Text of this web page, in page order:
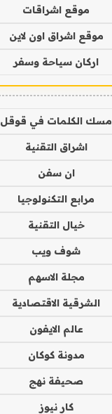
موقع اشراقات
موقع اشراق اون لاين
اركان سياحة وسفر
مسك الكلمات في قوقل
اشراق التقنية
ان سفن
مرابع التكنولوجيا
خيال التقنية
شوف ويب
مجلة الاسهم
الشرقية الاقتصادية
عالم الايفون
مدونة كوكان
صحيفة نهج
كار نيوز